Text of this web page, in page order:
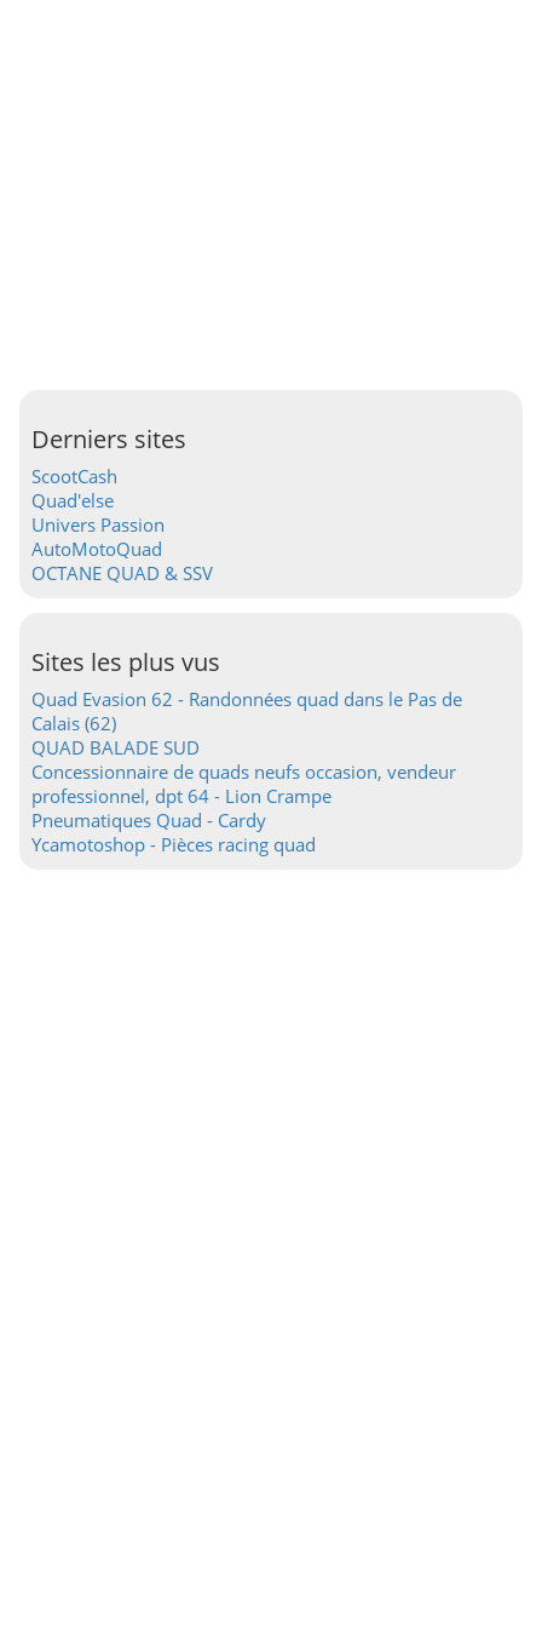
Derniers sites
ScootCash
Quad'else
Univers Passion
AutoMotoQuad
OCTANE QUAD & SSV
Sites les plus vus
Quad Evasion 62 - Randonnées quad dans le Pas de
Calais (62)
QUAD BALADE SUD
Concessionnaire de quads neufs occasion, vendeur
professionnel, dpt 64 - Lion Crampe
Pneumatiques Quad - Cardy
Ycamotoshop - Pièces racing quad